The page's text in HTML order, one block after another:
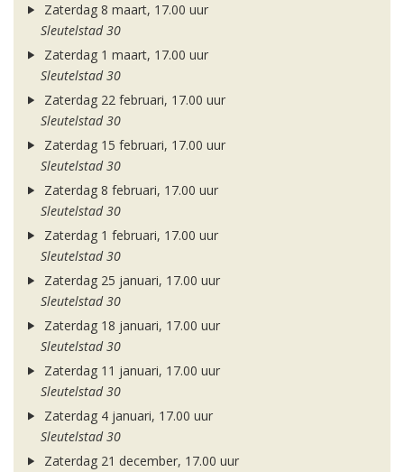
Zaterdag 8 maart, 17.00 uur
Sleutelstad 30
Zaterdag 1 maart, 17.00 uur
Sleutelstad 30
Zaterdag 22 februari, 17.00 uur
Sleutelstad 30
Zaterdag 15 februari, 17.00 uur
Sleutelstad 30
Zaterdag 8 februari, 17.00 uur
Sleutelstad 30
Zaterdag 1 februari, 17.00 uur
Sleutelstad 30
Zaterdag 25 januari, 17.00 uur
Sleutelstad 30
Zaterdag 18 januari, 17.00 uur
Sleutelstad 30
Zaterdag 11 januari, 17.00 uur
Sleutelstad 30
Zaterdag 4 januari, 17.00 uur
Sleutelstad 30
Zaterdag 21 december, 17.00 uur